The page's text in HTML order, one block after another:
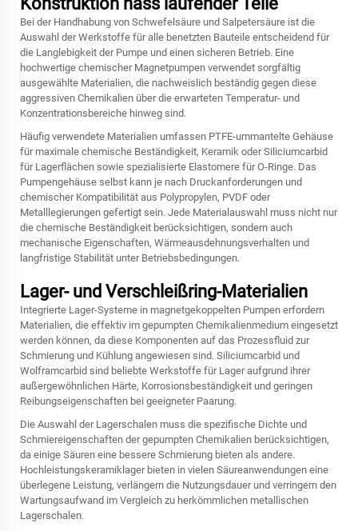
Bei der Handhabung von Schwefelsäure und Salpetersäure ist die
Auswahl der Werkstoffe für alle benetzten Bauteile entscheidend für
die Langlebigkeit der Pumpe und einen sicheren Betrieb. Eine
hochwertige chemischer Magnetpumpen verwendet sorgfältig
ausgewählte Materialien, die nachweislich beständig gegen diese
aggressiven Chemikalien über die erwarteten Temperatur- und
Konzentrationsbereiche hinweg sind.
Häufig verwendete Materialien umfassen PTFE-ummantelte Gehäuse
für maximale chemische Beständigkeit, Keramik oder Siliciumcarbid
für Lagerflächen sowie spezialisierte Elastomere für O-Ringe. Das
Pumpengehäuse selbst kann je nach Druckanforderungen und
chemischer Kompatibilität aus Polypropylen, PVDF oder
Metalllegierungen gefertigt sein. Jede Materialauswahl muss nicht nur
die chemische Beständigkeit berücksichtigen, sondern auch
mechanische Eigenschaften, Wärmeausdehnungsverhalten und
langfristige Stabilität unter Betriebsbedingungen.
Lager- und Verschleißring-Materialien
Integrierte Lager-Systeme in magnetgekoppelten Pumpen erfordern
Materialien, die effektiv im gepumpten Chemikalienmedium eingesetzt
werden können, da diese Komponenten auf das Prozessfluid zur
Schmierung und Kühlung angewiesen sind. Siliciumcarbid und
Wolframcarbid sind beliebte Werkstoffe für Lager aufgrund ihrer
außergewöhnlichen Härte, Korrosionsbeständigkeit und geringen
Reibungseigenschaften bei geeigneter Paarung.
Die Auswahl der Lagerschalen muss die spezifische Dichte und
Schmiereigenschaften der gepumpten Chemikalien berücksichtigen,
da einige Säuren eine bessere Schmierung bieten als andere.
Hochleistungskeramiklager bieten in vielen Säureanwendungen eine
überlegene Leistung, verlängern die Nutzungsdauer und verringern den
Wartungsaufwand im Vergleich zu herkömmlichen metallischen
Lagerschalen.